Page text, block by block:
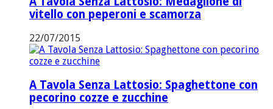
vitello con peperoni e scamorza
22/07/2015
A Tavola Senza Lattosio: Spaghettone con
pecorino cozze e zucchine